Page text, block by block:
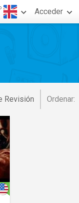
Acceder
Revisión Ordenar: